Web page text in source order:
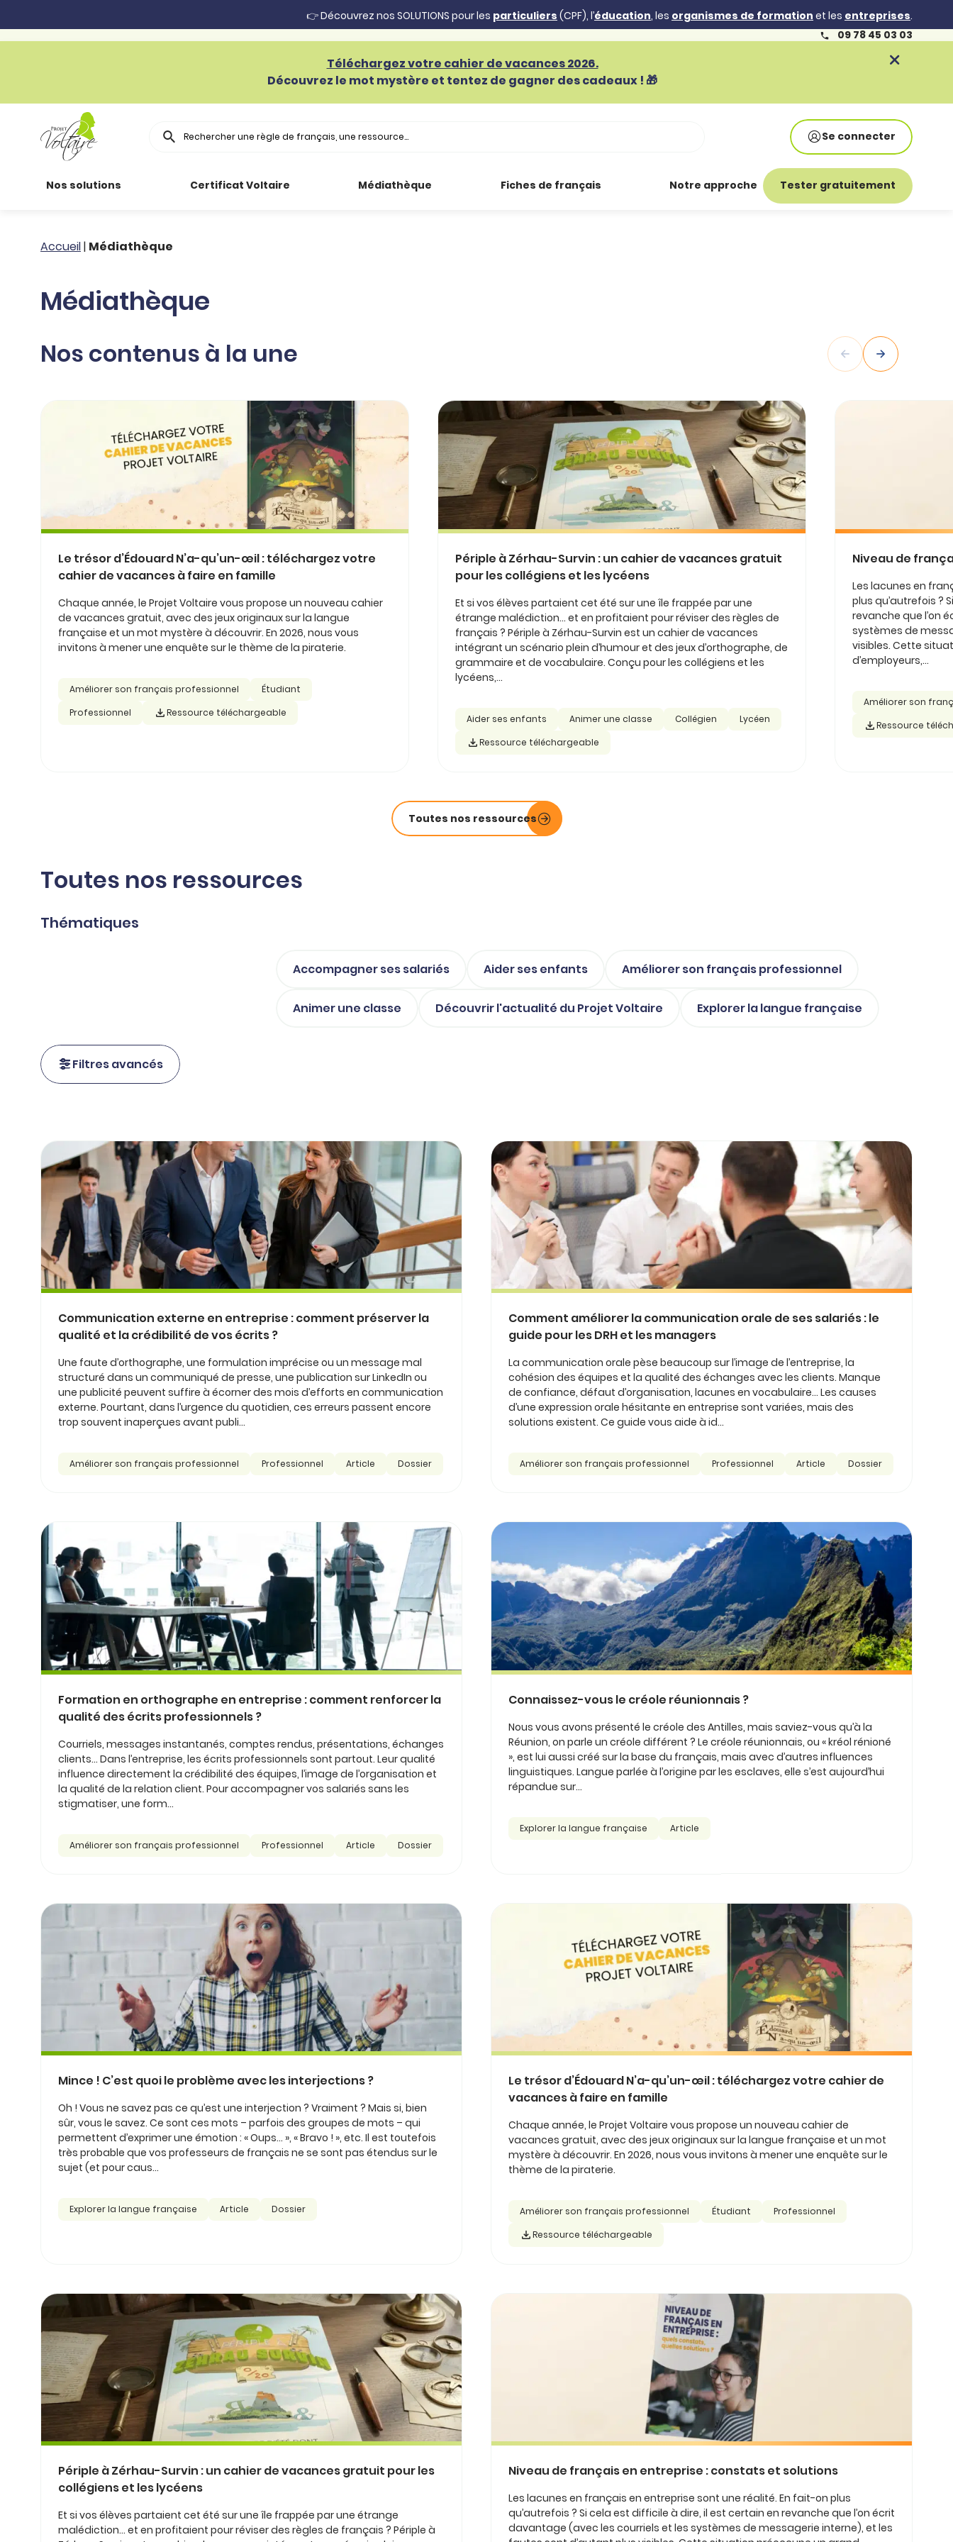
👉 Découvrez nos SOLUTIONS pour les particuliers (CPF), l’éducation, les organismes de formation et les entreprises.
09 78 45 03 03
Téléchargez votre cahier de vacances 2026.
Découvrez le mot mystère et tentez de gagner des cadeaux ! 🎁
Rechercher Se connecter
Nos solutions
Particuliers
Secteur public
Évaluer le niveau de ses
Certificat Voltaire Médiathèque
Toutes nos
Améliorer son
français
Animer une classe
Explorer la langue
Découvrir nos
ouvrages
Témoignages
Fiches de français
Conjugaison
Règle
Syntaxe
Notre approche Tester gratuitement
Accueil| Médiathèque
Médiathèque
Nos contenus à la une
Le trésor d’Édouard N’a-qu’un-œil : téléchargez votre
cahier de vacances à faire en famille
Chaque année, le Projet Voltaire vous propose un nouveau cahier
de vacances gratuit, avec des jeux originaux sur la langue
française et un mot mystère à découvrir. En 2026, nous vous
invitons à mener une enquête sur le thème de la piraterie.
Améliorer son français professionnel
Étudiant
Professionnel
Ressource téléchargeable
Périple à Zérhau-Survin : un cahier de vacances gratuit
pour les collégiens et les lycéens
Et si vos élèves partaient cet été sur une île frappée par une
étrange malédiction… et en profitaient pour réviser des règles de
français ? Périple à Zérhau-Survin est un cahier de vacances
intégrant un scénario plein d’humour et des jeux d’orthographe, de
grammaire et de vocabulaire. Conçu pour les collégiens et les
lycéens,...
Aider ses enfants Animer une classe Collégien
Lycéen
Ressource téléchargeable
Niveau de
Les lacunes en
plus qu’autrefois ?
revanche que l’on
systèmes de
visibles. Cette
d’employeurs,...
Améliorer son
Ressource
Toutes nos ressources
Toutes nos ressources
Thématiques
Accompagner ses salariés Aider ses enfants Améliorer son français professionnel
Animer une classe Découvrir l'actualité du Projet Voltaire Explorer la langue française
Filtres avancés
Communication externe en entreprise : comment préserver la
qualité et la crédibilité de vos écrits ?
Une faute d’orthographe, une formulation imprécise ou un message mal
structuré dans un communiqué de presse, une publication sur LinkedIn ou
une publicité peuvent suffire à écorner des mois d’efforts en communication
externe. Pourtant, dans l’urgence du quotidien, ces erreurs passent encore
trop souvent inaperçues avant publi...
Améliorer son français professionnel Professionnel Article Dossier
Comment améliorer la communication orale de ses salariés : le
guide pour les DRH et les managers
La communication orale pèse beaucoup sur l’image de l’entreprise, la
cohésion des équipes et la qualité des échanges avec les clients. Manque
de confiance, défaut d’organisation, lacunes en vocabulaire… Les causes
d’une expression orale hésitante en entreprise sont variées, mais des
solutions existent. Ce guide vous aide à id...
Améliorer son français professionnel Professionnel Article Dossier
Formation en orthographe en entreprise : comment renforcer la
qualité des écrits professionnels ?
Courriels, messages instantanés, comptes rendus, présentations, échanges
clients… Dans l’entreprise, les écrits professionnels sont partout. Leur qualité
influence directement la crédibilité des équipes, l’image de l’organisation et
la qualité de la relation client. Pour accompagner vos salariés sans les
stigmatiser, une form...
Améliorer son français professionnel Professionnel Article Dossier
Connaissez-vous le créole réunionnais ?
Nous vous avons présenté le créole des Antilles, mais saviez-vous qu’à la
Réunion, on parle un créole différent ? Le créole réunionnais, ou « kréol rénioné
», est lui aussi créé sur la base du français, mais avec d’autres influences
linguistiques. Langue parlée à l’origine par les esclaves, elle s’est aujourd’hui
répandue sur...
Explorer la langue française Article
Mince ! C’est quoi le problème avec les interjections ?
Oh ! Vous ne savez pas ce qu’est une interjection ? Vraiment ? Mais si, bien
sûr, vous le savez. Ce sont ces mots – parfois des groupes de mots – qui
permettent d’exprimer une émotion : « Oups… », « Bravo ! », etc. Il est toutefois
très probable que vos professeurs de français ne se sont pas étendus sur le
sujet (et pour caus...
Explorer la langue française Article Dossier
Le trésor d’Édouard N’a-qu’un-œil : téléchargez votre cahier de
vacances à faire en famille
Chaque année, le Projet Voltaire vous propose un nouveau cahier de
vacances gratuit, avec des jeux originaux sur la langue française et un mot
mystère à découvrir. En 2026, nous vous invitons à mener une enquête sur le
thème de la piraterie.
Améliorer son français professionnel Étudiant
Professionnel
Ressource téléchargeable
Périple à Zérhau-Survin : un cahier de vacances gratuit pour les
collégiens et les lycéens
Et si vos élèves partaient cet été sur une île frappée par une étrange
malédiction… et en profitaient pour réviser des règles de français ? Périple à
Niveau de français en entreprise : constats et solutions
Les lacunes en français en entreprise sont une réalité. En fait-on plus
qu’autrefois ? Si cela est difficile à dire, il est certain en revanche que l’on écrit
davantage (avec les courriels et les systèmes de messagerie interne), et les